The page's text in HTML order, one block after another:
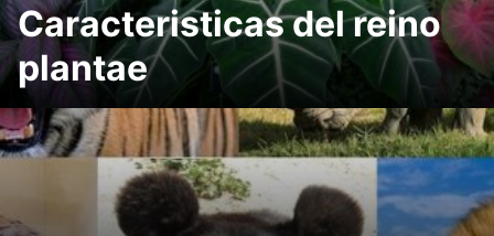
Caracteristicas del reino
plantae